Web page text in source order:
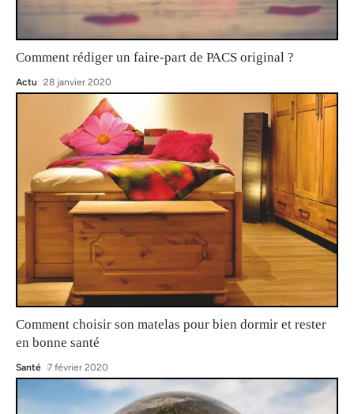
Comment rédiger un faire-part de PACS original ?
Actu 28 janvier 2020
Comment choisir son matelas pour bien dormir et rester
en bonne santé
Santé 7 février 2020